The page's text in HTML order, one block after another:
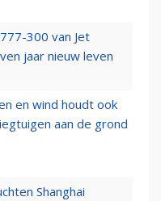
300 van Jet
jaar nieuw leven
en wind houdt ook
aan de grond
Shanghai